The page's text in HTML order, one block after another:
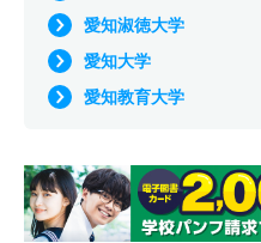
愛知淑徳大学
愛知大学
愛知教育大学